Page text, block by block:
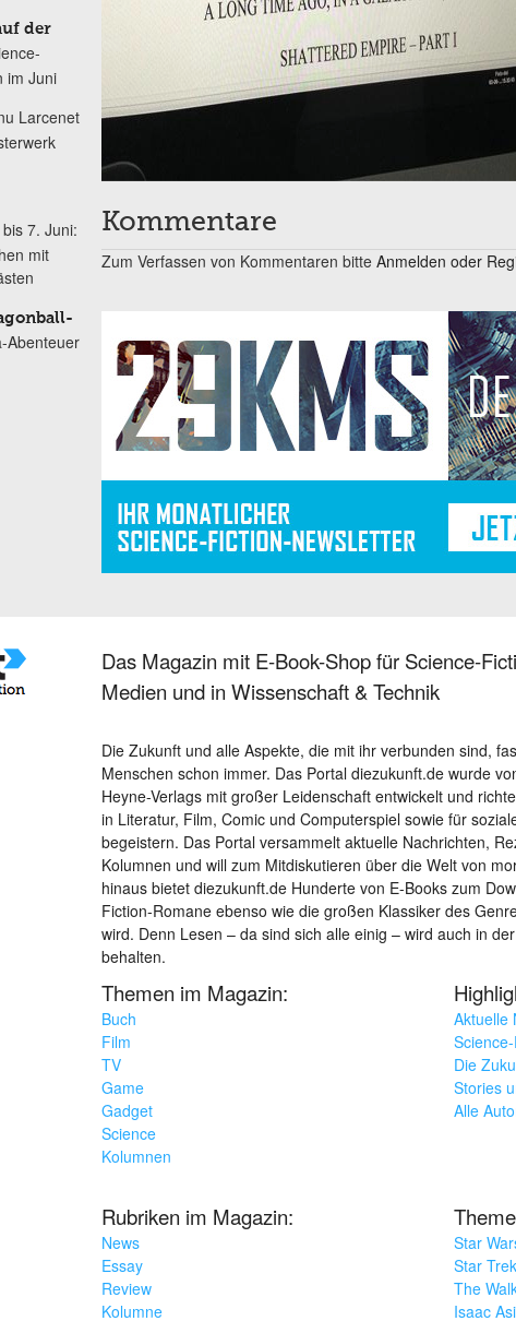
Kommentare
Zum Verfassen von Kommentaren bitte Anmelden oder
der
im Juni
Larcenet
7. Juni:
mit
Abenteuer
Das Magazin mit E-Book-Shop für Science-
Medien und in Wissenschaft & Technik
Die Zukunft und alle Aspekte, die mit ihr verbunden sind,
Menschen schon immer. Das Portal diezukunft.de wurde
Heyne-Verlags mit großer Leidenschaft entwickelt und
in Literatur, Film, Comic und Computerspiel sowie für
begeistern. Das Portal versammelt aktuelle Nachrichten,
Kolumnen und will zum Mitdiskutieren über die Welt von
hinaus bietet diezukunft.de Hunderte von E-Books zum
Fiction-Romane ebenso wie die großen Klassiker des
wird. Denn Lesen – da sind sich alle einig – wird auch in
behalten.
Themen im Magazin:
Buch
Film
TV
Game
Gadget
Science
Kolumnen
Aktuelle
Die
Stories
Alle
Rubriken im Magazin:
News
Essay
Review
Kolumne
Star
Star
The
Isaac